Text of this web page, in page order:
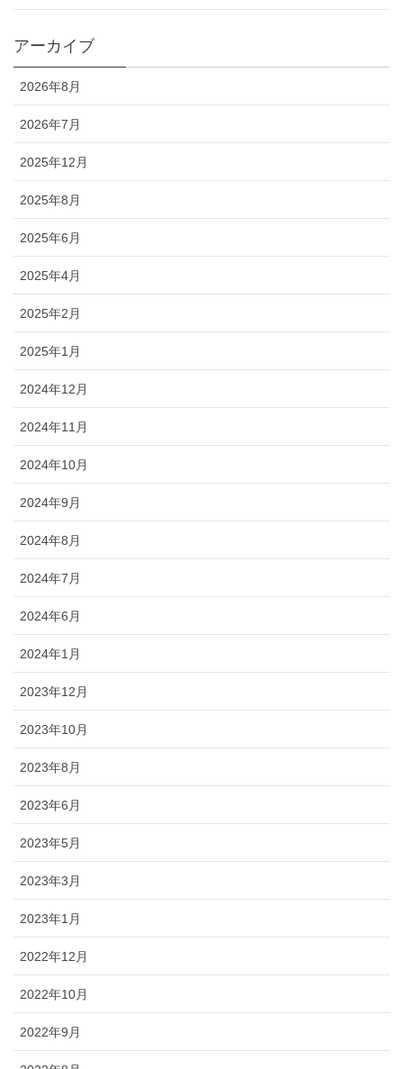
アーカイブ
2026年8月
2026年7月
2025年12月
2025年8月
2025年6月
2025年4月
2025年2月
2025年1月
2024年12月
2024年11月
2024年10月
2024年9月
2024年8月
2024年7月
2024年6月
2024年1月
2023年12月
2023年10月
2023年8月
2023年6月
2023年5月
2023年3月
2023年1月
2022年12月
2022年10月
2022年9月